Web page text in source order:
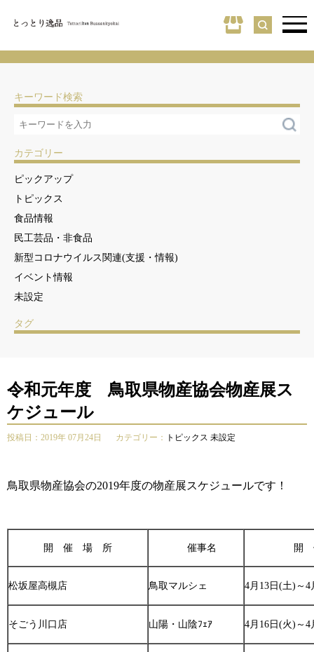
キーワード検索
カテゴリー
ピックアップ
トピックス
食品情報
民工芸品・非食品
新型コロナウイルス関連(支援・情報)
イベント情報
未設定
タグ
令和元年度 鳥取県物産協会物産展ス
ケジュール
投稿日：2019年 07月24日 カテゴリー： トピックス 未設定
鳥取県物産協会の2019年度の物産展スケジュールです！
開 催 場 所 催事名 開
松坂屋高槻店 鳥取マルシェ 4月13日(土)～4
そごう川口店 山陽・山陰ﾌｪｱ 4月16日(火)～4